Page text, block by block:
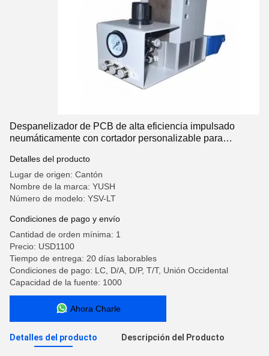
Despanelizador de PCB de alta eficiencia impulsado
neumáticamente con cortador personalizable para
Detalles del producto
Lugar de origen: Cantón
Nombre de la marca: YUSH
Número de modelo: YSV-LT
Condiciones de pago y envío
Cantidad de orden mínima: 1
Precio: USD1100
Tiempo de entrega: 20 días laborables
Condiciones de pago: LC, D/A, D/P, T/T, Unión Occidental
Capacidad de la fuente: 1000
Ahora Charle
Detalles del producto Descripción del Producto